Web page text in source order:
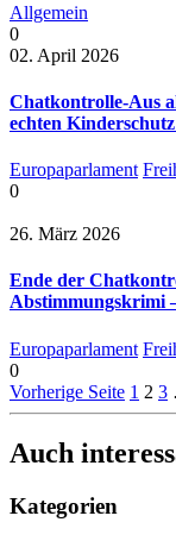
Allgemein
0
02. April 2026
Chatkontrolle-Aus
echten
Europaparlament
0
26. März 2026
Ende der
Abstimmungskrimi
Europaparlament
0
Vorherige Seite 1 2 3
Auch
Kategorien